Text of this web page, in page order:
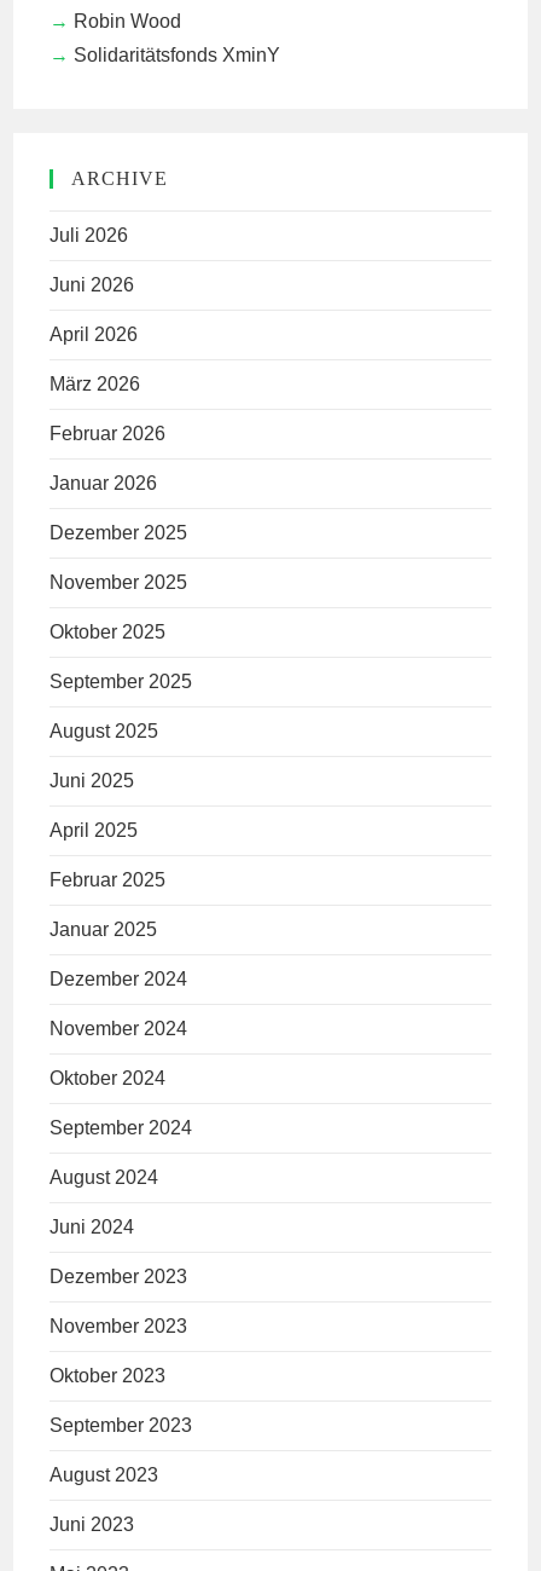
Robin Wood
Solidaritätsfonds XminY
ARCHIVE
Juli 2026
Juni 2026
April 2026
März 2026
Februar 2026
Januar 2026
Dezember 2025
November 2025
Oktober 2025
September 2025
August 2025
Juni 2025
April 2025
Februar 2025
Januar 2025
Dezember 2024
November 2024
Oktober 2024
September 2024
August 2024
Juni 2024
Dezember 2023
November 2023
Oktober 2023
September 2023
August 2023
Juni 2023